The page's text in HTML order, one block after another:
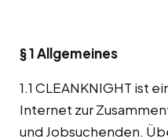
§ 1 Allgemeines
1.1 CLEANKNIGHT ist
Internet zur
und Jobsuchenden.